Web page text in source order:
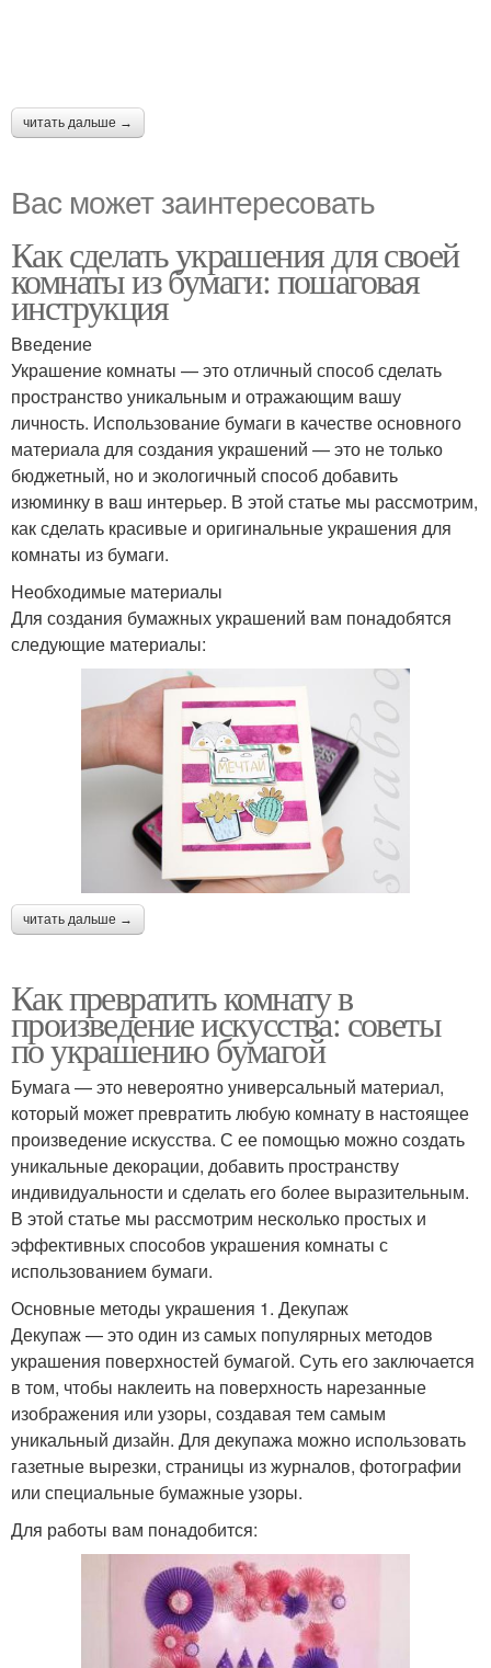
читать дальше →
Вас может заинтересовать
Как сделать украшения для своей
комнаты из бумаги: пошаговая
инструкция
Введение
Украшение комнаты — это отличный способ сделать
пространство уникальным и отражающим вашу
личность. Использование бумаги в качестве основного
материала для создания украшений — это не только
бюджетный, но и экологичный способ добавить
изюминку в ваш интерьер. В этой статье мы рассмотрим,
как сделать красивые и оригинальные украшения для
комнаты из бумаги.
Необходимые материалы
Для создания бумажных украшений вам понадобятся
следующие материалы:
читать дальше →
Как превратить комнату в
произведение искусства: советы
по украшению бумагой
Бумага — это невероятно универсальный материал,
который может превратить любую комнату в настоящее
произведение искусства. С ее помощью можно создать
уникальные декорации, добавить пространству
индивидуальности и сделать его более выразительным.
В этой статье мы рассмотрим несколько простых и
эффективных способов украшения комнаты с
использованием бумаги.
Основные методы украшения 1. Декупаж
Декупаж — это один из самых популярных методов
украшения поверхностей бумагой. Суть его заключается
в том, чтобы наклеить на поверхность нарезанные
изображения или узоры, создавая тем самым
уникальный дизайн. Для декупажа можно использовать
газетные вырезки, страницы из журналов, фотографии
или специальные бумажные узоры.
Для работы вам понадобится: